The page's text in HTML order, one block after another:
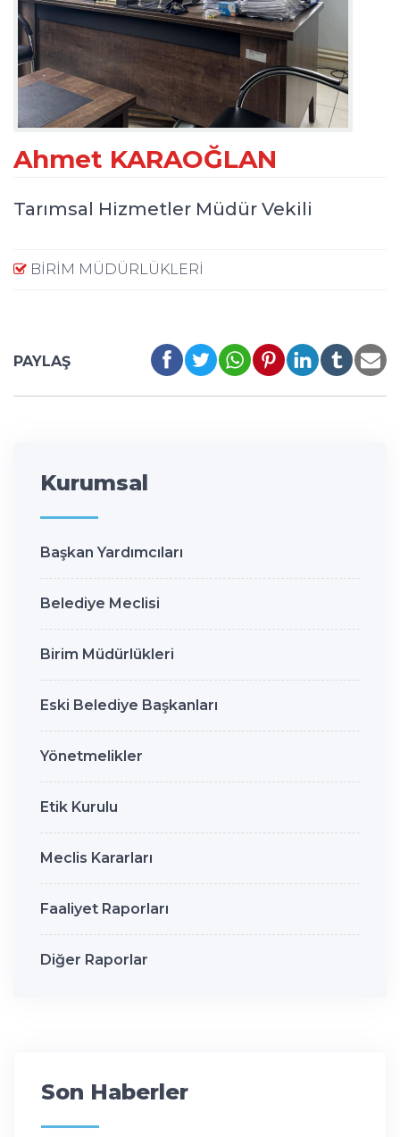
Ahmet KARAOĞLAN
Tarımsal Hizmetler Müdür Vekili
BIRIM MÜDÜRLÜKLERI
PAYLAŞ
Kurumsal
Başkan Yardımcıları
Belediye Meclisi
Birim Müdürlükleri
Eski Belediye Başkanları
Yönetmelikler
Etik Kurulu
Meclis Kararları
Faaliyet Raporları
Diğer Raporlar
Son Haberler